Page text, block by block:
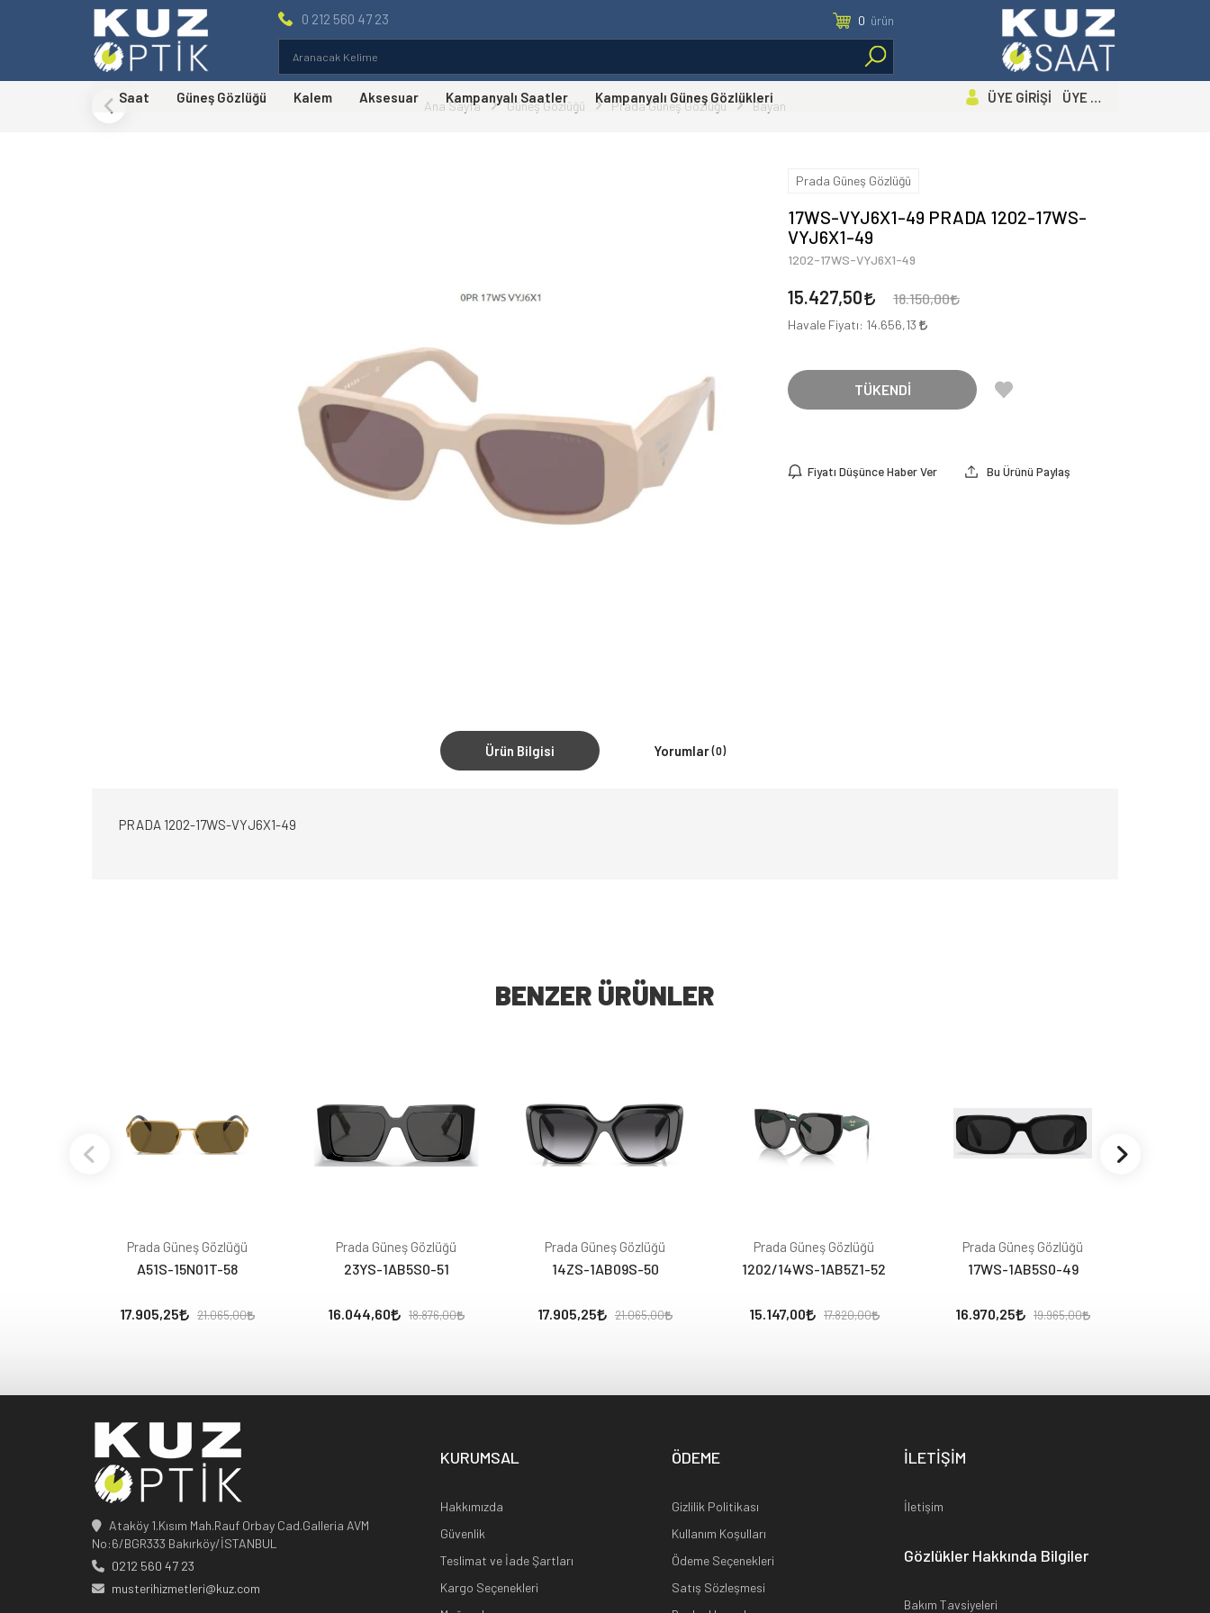
0 212 560 47 23 0 ürün
Saat Güneş Gözlüğü Kalem Aksesuar Kampanyalı Saatler Kampanyalı Güneş Gözlükleri ÜYE GİRİŞİ ÜYE OL
Ana Sayfa Güneş Gözlüğü Prada Güneş Gözlüğü Bayan
Prada Güneş Gözlüğü
17WS-VYJ6X1-49 PRADA 1202-17WS-
VYJ6X1-49
1202-17WS-VYJ6X1-49
15.427,50 18.150,00
Havale Fiyatı: 14.656,13
TÜKENDİ
Fiyatı Düşünce Haber Ver Bu Ürünü Paylaş
Ürün Bilgisi Yorumlar(0)
PRADA 1202-17WS-VYJ6X1-49
BENZER ÜRÜNLER
Prada Güneş Gözlüğü
A51S-15N01T-58
17.905,25 21.065,00
Prada Güneş Gözlüğü
23YS-1AB5S0-51
16.044,60 18.876,00
Prada Güneş Gözlüğü
14ZS-1AB09S-50
17.905,25 21.065,00
Prada Güneş Gözlüğü
1202/14WS-1AB5Z1-52
15.147,00 17.820,00
Prada Güneş Gözlüğü
17WS-1AB5S0-49
16.970,25 19.965,00
Ataköy 1.Kısım Mah.Rauf Orbay Cad.Galleria AVM
No:6/BGR333 Bakırköy/İSTANBUL
0212 560 47 23
musterihizmetleri@kuz.com
KURUMSAL
Hakkımızda
Güvenlik
Teslimat ve İade Şartları
Kargo Seçenekleri
ÖDEME
Gizlilik Politikası
Kullanım Koşulları
Ödeme Seçenekleri
Satış Sözleşmesi
İLETİŞİM
İletişim
Gözlükler Hakkında Bilgiler
Bakım Tavsiyeleri